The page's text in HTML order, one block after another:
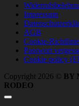
Impressum
AGB
Cookie-
Passwort
Cookie policy
Copyright 2026 © BY
RODEO